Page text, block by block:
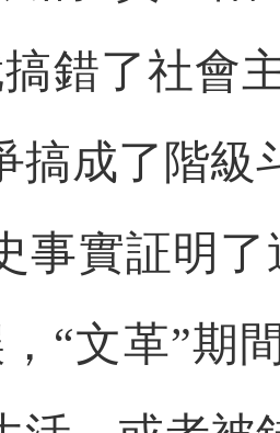
搞錯了社會
搞成了階級
事實証明
“文革”期